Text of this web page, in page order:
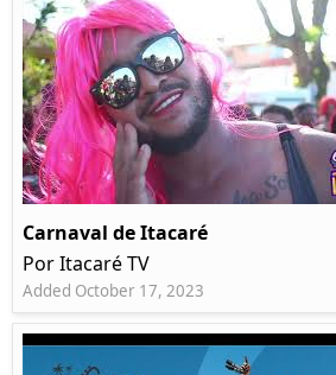
Carnaval de Itacaré
Por Itacaré TV
Added October 17, 2023